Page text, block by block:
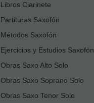
Libros Clarinete
Partituras Saxofón
Métodos Saxofón
Ejercicios y Estudios Saxofón
Obras Saxo Alto Solo
Obras Saxo Soprano Solo
Obras Saxo Tenor Solo